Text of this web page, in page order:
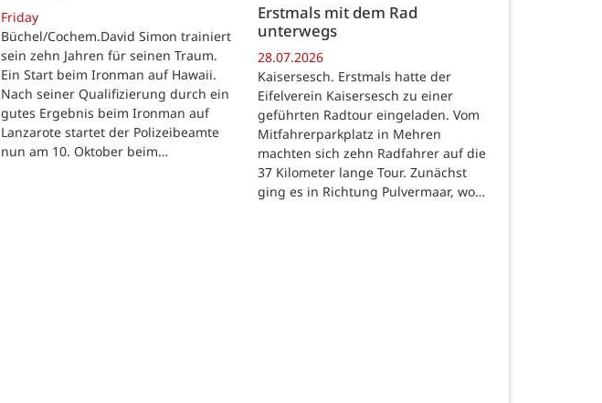
Friday
Büchel/Cochem.David Simon trainiert
sein zehn Jahren für seinen Traum.
Ein Start beim Ironman auf Hawaii.
Nach seiner Qualifizierung durch ein
gutes Ergebnis beim Ironman auf
Lanzarote startet der Polizeibeamte
nun am 10. Oktober beim…
Erstmals mit dem Rad
unterwegs
28.07.2026
Kaisersesch. Erstmals hatte der
Eifelverein Kaisersesch zu einer
geführten Radtour eingeladen. Vom
Mitfahrerparkplatz in Mehren
machten sich zehn Radfahrer auf die
37 Kilometer lange Tour. Zunächst
ging es in Richtung Pulvermaar, wo…